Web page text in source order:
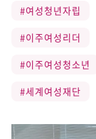
#여성청년자립
#이주여성리더
#이주여성청소년
#세계여성재단